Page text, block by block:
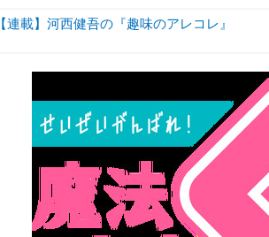
【連載】河西健吾の『趣味のアレコレ』